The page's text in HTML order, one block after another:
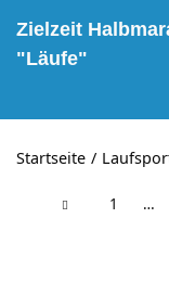
Zielzeit
"Läufe"
Startseite
1 …